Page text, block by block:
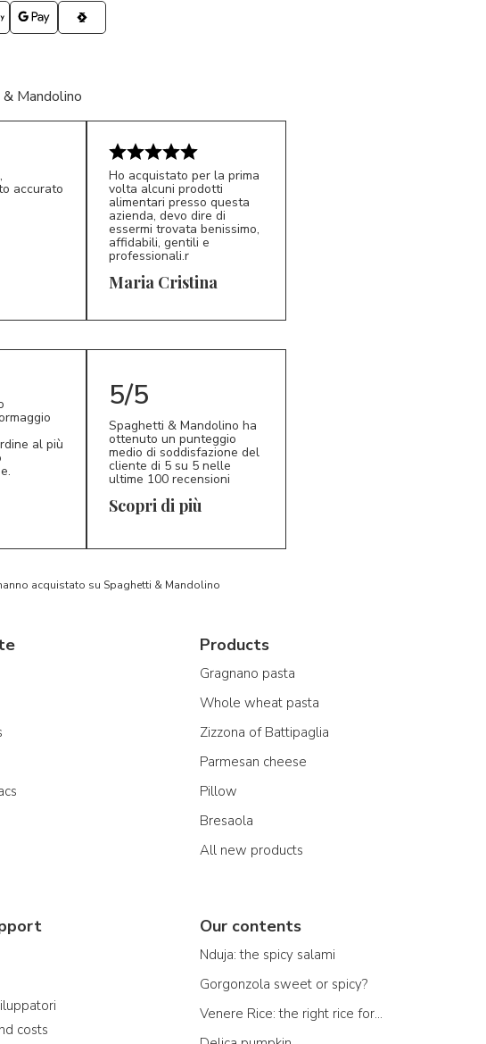
Mandolino
accurato
MC 5/5
Ho acquistato per la prima
volta alcuni prodotti
alimentari presso questa
azienda, devo dire di
essermi trovata benissimo,
affidabili, gentili e
professionali.r
Maria Cristina
al più
5/5
Spaghetti & Mandolino ha
ottenuto un punteggio
medio di soddisfazione del
cliente di 5 su 5 nelle
ultime 100 recensioni
Scopri di più
acquistato su Spaghetti & Mandolino
Products
Gragnano pasta
Whole wheat pasta
Zizzona of Battipaglia
Parmesan cheese
Pillow
Bresaola
All new products
costs
Our contents
Nduja: the spicy salami
Gorgonzola sweet or spicy?
Venere Rice: the right rice for...